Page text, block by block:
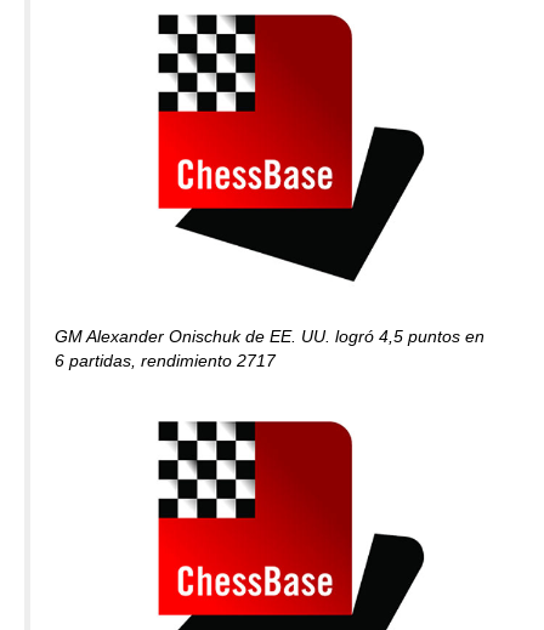
GM Alexander Onischuk de EE. UU. logró 4,5 puntos en
6 partidas, rendimiento 2717